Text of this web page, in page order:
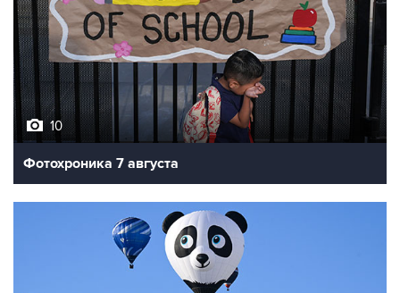
10
Фотохроника 7 августа